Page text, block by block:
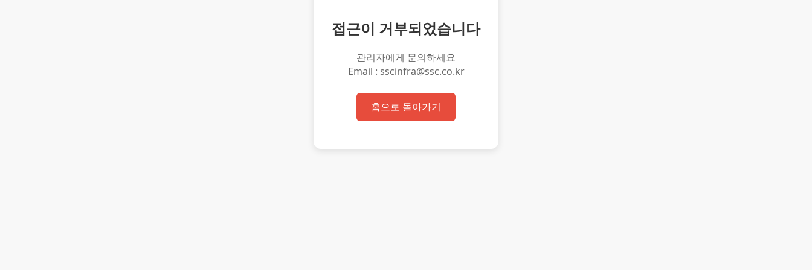
접근이 거부되었습니다
관리자에게 문의하세요
Email : sscinfra@ssc.co.kr
홈으로 돌아가기